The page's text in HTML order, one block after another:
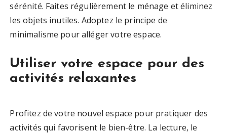
sérénité. Faites régulièrement le ménage et éliminez
les objets inutiles. Adoptez le principe de
minimalisme pour alléger votre espace.
Utiliser votre espace pour des
activités relaxantes
Profitez de votre nouvel espace pour pratiquer des
activités qui favorisent le bien-être. La lecture, le